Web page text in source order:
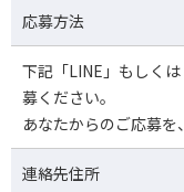
応募方法
下記「LINE」もしく
募ください。
あなたからのご応募を
連絡先住所